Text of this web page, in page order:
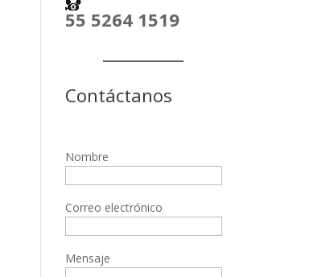
55 5264 1519
Contáctanos
Nombre
Correo electrónico
Mensaje